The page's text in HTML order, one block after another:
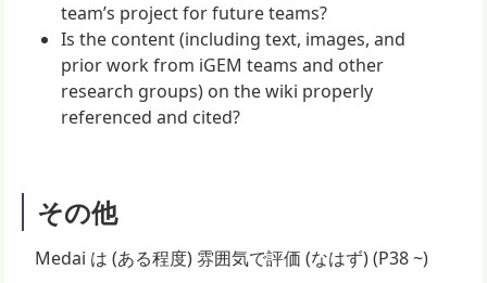
team’s project for future teams?
Is the content (including text, images, and
prior work from iGEM teams and other
research groups) on the wiki properly
referenced and cited?
その他
Medai は (ある程度) 雰囲気で評価 (なはず) (P38 ~)